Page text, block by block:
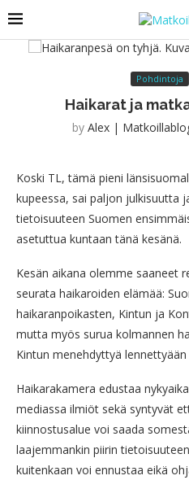
Pohdintoja
Haikarat ja
by Alex |
Koski TL, tämä pieni
kupeessa, sai paljon julkisuutta
tietoisuuteen Suomen
asetuttua kuntaan tänä kesänä.
Kesän aikana olemme saaneet
seurata haikaroiden elämää:
haikaranpoikasten, Kintun ja
mutta myös surua kolmannen
Kintun menehdyttyä
Haikarakamera edustaa
mediassa ilmiöt sekä syntyvät
kiinnostusalue voi saada
laajemmankin piirin
kuitenkaan voi ennustaa eikä